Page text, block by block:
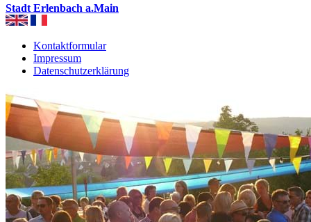
Stadt Erlenbach a.Main
Kontaktformular
Impressum
Datenschutzerklärung